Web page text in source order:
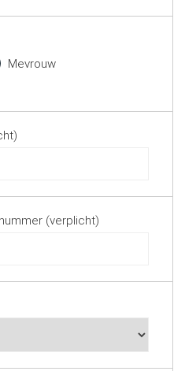
Mevrouw
(verplicht)